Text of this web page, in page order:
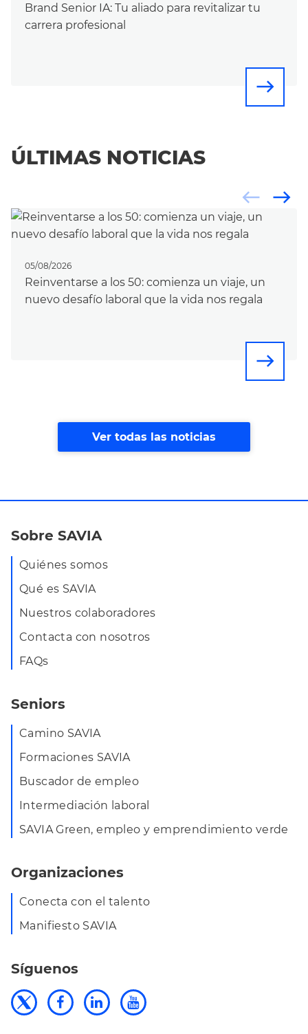
Brand Senior IA: Tu aliado para revitalizar tu
carrera profesional
east
ÚLTIMAS NOTICIAS
05/08/2026
Reinventarse a los 50: comienza un viaje, un
nuevo desafío laboral que la vida nos regala
east
east
west
Ver todas las noticias
Sobre SAVIA
Quiénes somos
Qué es SAVIA
Nuestros colaboradores
Contacta con nosotros
FAQs
Seniors
Camino SAVIA
Formaciones SAVIA
Buscador de empleo
Intermediación laboral
SAVIA Green, empleo y emprendimiento verde
Organizaciones
Conecta con el talento
Manifiesto SAVIA
Síguenos